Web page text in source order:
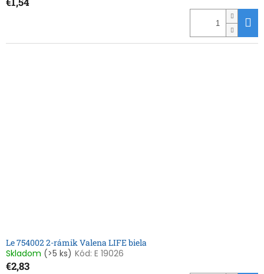
Le 754002 2-rámik Valena LIFE biela
Skladom (>5 ks) Kód: E 19026
€2,83